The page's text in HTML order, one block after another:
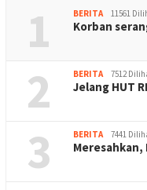
1 BERITA 11561
Korban
2 BERITA 7512
Jelang HUT
3 BERITA 7441